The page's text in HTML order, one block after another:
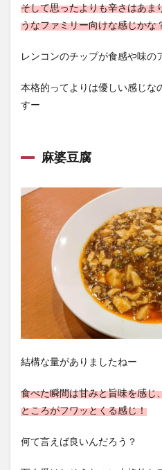
そして思ったよりも辛さはあま
うなファミリー向けな感じかな
レンコンのチップが食感や味の
本格的ってよりは優しい感じな
すー
麻婆豆腐
結構な量がありましたねー
食べた瞬間は甘みと旨味を感じ
ところがフワッとくる感じ！
何て言えば良いんだろう？